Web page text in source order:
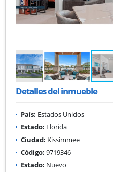
Detalles del inmueble
País: Estados Unidos
Estado: Florida
Ciudad: Kissimmee
Código: 9719346
Estado: Nuevo